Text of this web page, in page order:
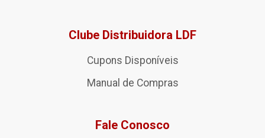
Clube Distribuidora LDF
Cupons Disponíveis
Manual de Compras
Fale Conosco